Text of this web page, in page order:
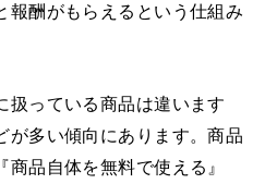
報酬がもらえるという仕組み
扱っている商品は違います
が多い傾向にあります。商品
品自体を無料で使える』